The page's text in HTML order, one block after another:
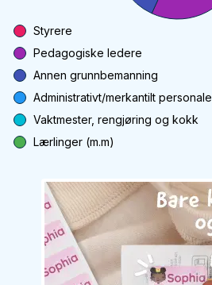
Styrere
Pedagogiske ledere
Annen grunnbemanning
Administrativt/merkantilt personale
Vaktmester, rengjøring og kokk
Lærlinger (m.m)